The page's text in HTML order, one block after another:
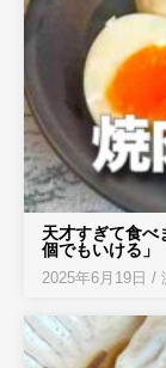
天才すぎて食べ
個でもいける」
2025年6月19日 /